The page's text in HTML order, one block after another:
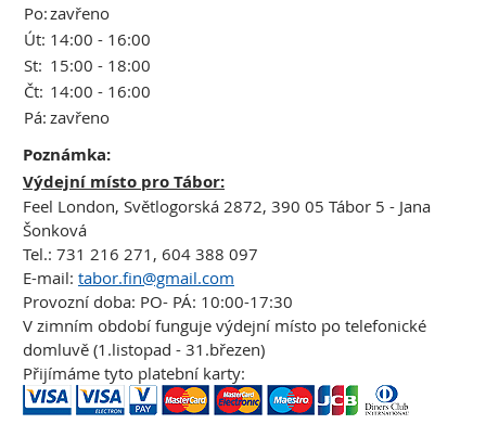
Po:zavřeno
Út: 14:00 - 16:00
St: 15:00 - 18:00
Čt: 14:00 - 16:00
Pá: zavřeno
Poznámka:
Výdejní místo pro Tábor:
Feel London, Světlogorská 2872, 390 05 Tábor 5 - Jana
Šonková
Tel.: 731 216 271, 604 388 097
E-mail: tabor.fin@gmail.com
Provozní doba: PO- PÁ: 10:00-17:30
V zimním období funguje výdejní místo po telefonické
domluvě (1.listopad - 31.březen)
Přijímáme tyto platební karty: